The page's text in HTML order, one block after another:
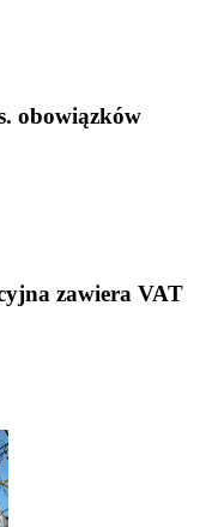
obowiązków
zawiera VAT